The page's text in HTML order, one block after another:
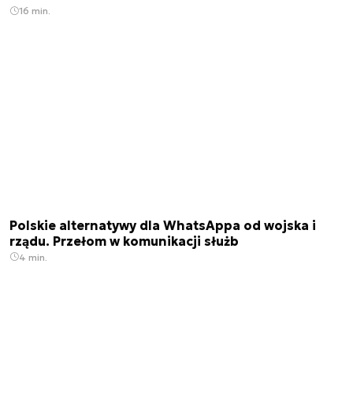
16 min.
Polskie alternatywy dla WhatsAppa od wojska i
rządu. Przełom w komunikacji służb
4 min.